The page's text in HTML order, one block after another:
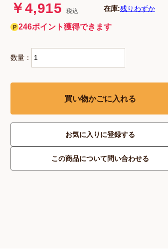
￥4,915 税込 在庫:残りわずか
246ポイント獲得できます
数量：
買い物かごに入れる
お気に入りに登録する
この商品について問い合わせる